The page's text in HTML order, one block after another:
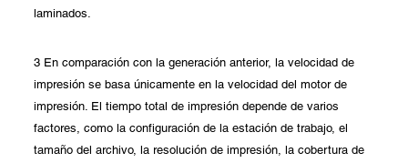
laminados.
3 En comparación con la generación anterior, la velocidad de
impresión se basa únicamente en la velocidad del motor de
impresión. El tiempo total de impresión depende de varios
factores, como la configuración de la estación de trabajo, el
tamaño del archivo, la resolución de impresión, la cobertura de